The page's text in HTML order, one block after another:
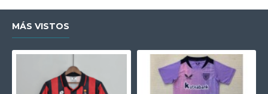
MÁS VISTOS